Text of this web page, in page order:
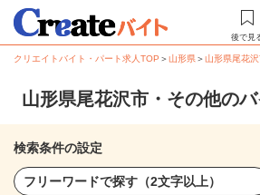
後で見
クリエイトバイト・パート求人TOP ＞山形県＞山形県尾花
山形県尾花沢市・その他の
検索条件の設定